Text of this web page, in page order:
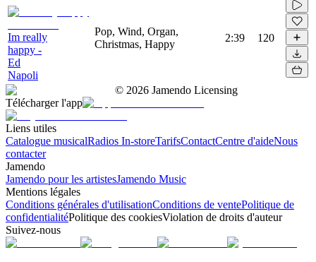
Im really
happy -
Ed
Napoli
Pop, Wind, Organ,
Christmas, Happy
2:39 120
© 2026 Jamendo Licensing
Télécharger l'app
Liens utiles
Catalogue musicalRadios In-storeTarifsContactCentre d'aideNous
contacter
Jamendo
Jamendo pour les artistesJamendo Music
Mentions légales
Conditions générales d'utilisationConditions de ventePolitique de
confidentialitéPolitique des cookiesViolation de droits d'auteur
Suivez-nous